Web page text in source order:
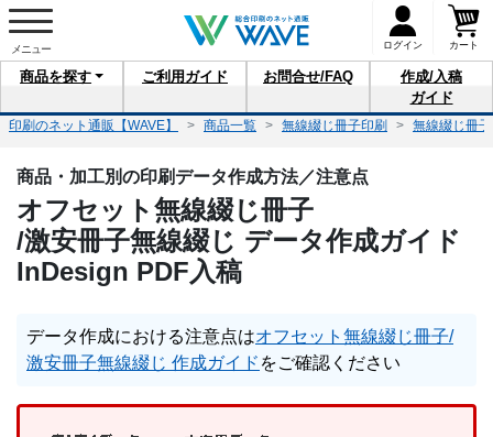
ログイン カート
商品を探す ご利用 ガイド お問合せ/FAQ
作成/入稿
ガイド
印刷のネット通販【WAVE】 商品一覧 無線綴じ冊子印刷 無線綴じ冊
商品・加工別の印刷データ作成方法／注意点
オフセット無線綴じ冊子
/激安冊子無線綴じ データ作成ガイド
InDesign PDF入稿
データ作成における注意点はオフセット無線綴じ冊子/
激安冊子無線綴じ 作成ガイド をご確認ください